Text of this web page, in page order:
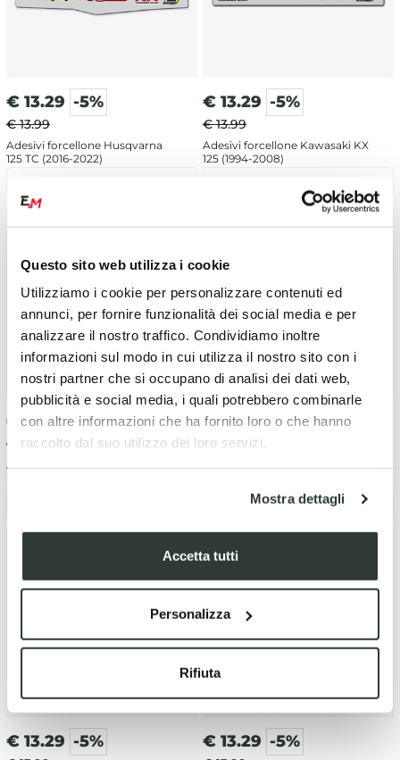
Questo sito web utilizza i cookie
Utilizziamo i cookie per personalizzare contenuti ed
annunci, per fornire funzionalità dei social media e per
analizzare il nostro traffico. Condividiamo inoltre
informazioni sul modo in cui utilizza il nostro sito con i
nostri partner che si occupano di analisi dei dati web,
pubblicità e social media, i quali potrebbero combinarle
con altre informazioni che ha fornito loro o che hanno
raccolto dal suo utilizzo dei loro servizi.
Mostra dettagli
Accetta tutti
Personalizza
Rifiuta
€ 13.29 -5%
€ 13.99
Adesivi forcellone Husqvarna
125 TC (2016-2022)
€ 13.29 -5%
€ 13.99
Adesivi forcellone Kawasaki KX
125 (1994-2008)
€ 13.29 -5%
€ 13.99
Adesivi forcellone KTM 450 SX-F
€ 13.29 -5%
€ 13.99
Adesivi forcellone KTM 150 SX
Avviso disponibilità
€ 13.29 -5% € 13.29 -5%